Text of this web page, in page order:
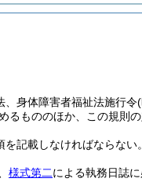
、身体障害者福祉法施行令
るもののほか、この規則
記載しなければならない。
様式第二による執務日誌